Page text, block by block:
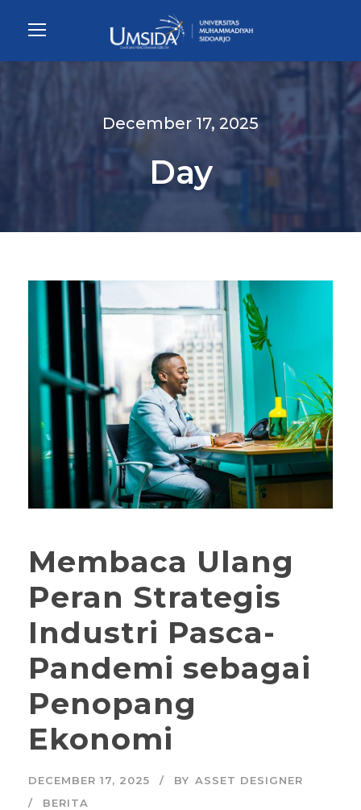
December 17, 2025
Day
Membaca Ulang
Peran Strategis
Industri Pasca-
Pandemi sebagai
Penopang
Ekonomi
DECEMBER 17, 2025 BY ASSET DESIGNER
BERITA